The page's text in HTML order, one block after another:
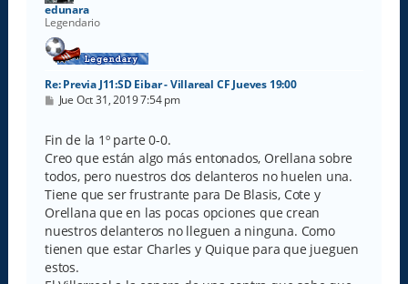
edunara
Legendario
Re: Previa J11:SD Eibar - Villareal CF Jueves 19:00
M
s
a
j
e
Jue Oct 31, 2019 7:54 pm
Fin de la 1º parte 0-0.
Creo que están algo más entonados, Orellana sobre
todos, pero nuestros dos delanteros no huelen una.
Tiene que ser frustrante para De Blasis, Cote y
Orellana que en las pocas opciones que crean
nuestros delanteros no lleguen a ninguna. Como
tienen que estar Charles y Quique para que jueguen
estos.